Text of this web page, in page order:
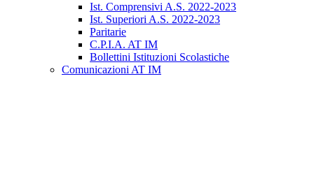
Ist. Comprensivi A.S. 2022-2023
Ist. Superiori A.S. 2022-2023
Paritarie
C.P.I.A. AT IM
Bollettini Istituzioni Scolastiche
Comunicazioni AT IM